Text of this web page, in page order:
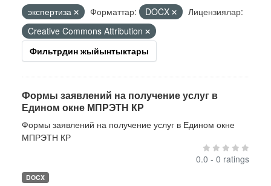
экспертиза
Форматтар: DOCX
Лицензиялар:
Creative Commons Attribution
Фильтрдин жыйынтыктары
Формы заявлений на получение услуг в
Едином окне МПРЭТН КР
Формы заявлений на получение услуг в Едином окне
МПРЭТН КР
0.0 - 0 ratings
DOCX